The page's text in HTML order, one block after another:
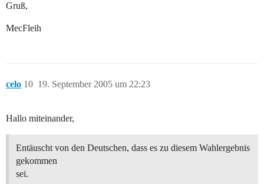
Gruß,
MecFleih
celo 19. September 2005 um 22:23
10
Hallo miteinander,
Entäuscht von den Deutschen, dass es zu diesem Wahlergebnis
gekommen
sei.